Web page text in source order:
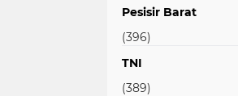
Pesisir Barat
(396)
TNI
(389)